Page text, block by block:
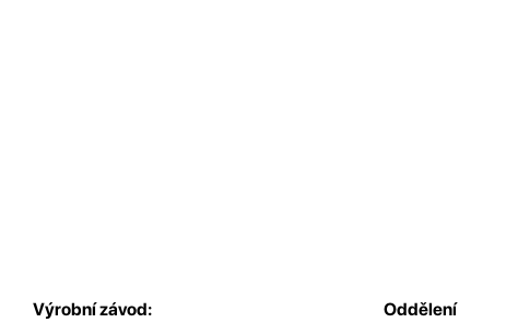
Výrobní závod:
Oddělení